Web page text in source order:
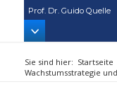
Prof. Dr. Guido Quelle
Sie sind hier: Startseite
Wachstumsstrategie